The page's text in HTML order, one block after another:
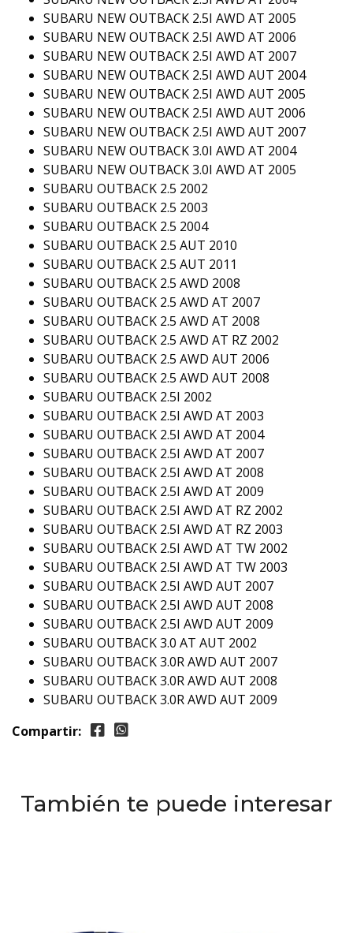
SUBARU NEW OUTBACK 2.5I AWD AT 2005
SUBARU NEW OUTBACK 2.5I AWD AT 2006
SUBARU NEW OUTBACK 2.5I AWD AT 2007
SUBARU NEW OUTBACK 2.5I AWD AUT 2004
SUBARU NEW OUTBACK 2.5I AWD AUT 2005
SUBARU NEW OUTBACK 2.5I AWD AUT 2006
SUBARU NEW OUTBACK 2.5I AWD AUT 2007
SUBARU NEW OUTBACK 3.0I AWD AT 2004
SUBARU NEW OUTBACK 3.0I AWD AT 2005
SUBARU OUTBACK 2.5 2002
SUBARU OUTBACK 2.5 2003
SUBARU OUTBACK 2.5 2004
SUBARU OUTBACK 2.5 AUT 2010
SUBARU OUTBACK 2.5 AUT 2011
SUBARU OUTBACK 2.5 AWD 2008
SUBARU OUTBACK 2.5 AWD AT 2007
SUBARU OUTBACK 2.5 AWD AT 2008
SUBARU OUTBACK 2.5 AWD AT RZ 2002
SUBARU OUTBACK 2.5 AWD AUT 2006
SUBARU OUTBACK 2.5 AWD AUT 2008
SUBARU OUTBACK 2.5I 2002
SUBARU OUTBACK 2.5I AWD AT 2003
SUBARU OUTBACK 2.5I AWD AT 2004
SUBARU OUTBACK 2.5I AWD AT 2007
SUBARU OUTBACK 2.5I AWD AT 2008
SUBARU OUTBACK 2.5I AWD AT 2009
SUBARU OUTBACK 2.5I AWD AT RZ 2002
SUBARU OUTBACK 2.5I AWD AT RZ 2003
SUBARU OUTBACK 2.5I AWD AT TW 2002
SUBARU OUTBACK 2.5I AWD AT TW 2003
SUBARU OUTBACK 2.5I AWD AUT 2007
SUBARU OUTBACK 2.5I AWD AUT 2008
SUBARU OUTBACK 2.5I AWD AUT 2009
SUBARU OUTBACK 3.0 AT AUT 2002
SUBARU OUTBACK 3.0R AWD AUT 2007
SUBARU OUTBACK 3.0R AWD AUT 2008
SUBARU OUTBACK 3.0R AWD AUT 2009
Compartir:
También te puede interesar